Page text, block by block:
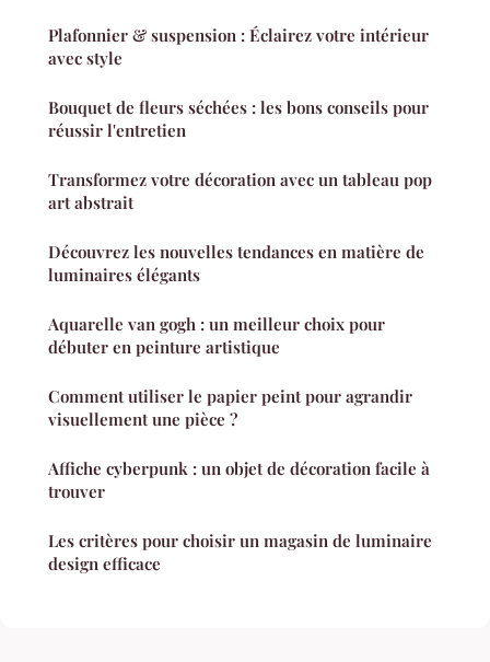
Plafonnier & suspension : Éclairez votre intérieur
avec style
Bouquet de fleurs séchées : les bons conseils pour
réussir l'entretien
Transformez votre décoration avec un tableau pop
art abstrait
Découvrez les nouvelles tendances en matière de
luminaires élégants
Aquarelle van gogh : un meilleur choix pour
débuter en peinture artistique
Comment utiliser le papier peint pour agrandir
visuellement une pièce ?
Affiche cyberpunk : un objet de décoration facile à
trouver
Les critères pour choisir un magasin de luminaire
design efficace